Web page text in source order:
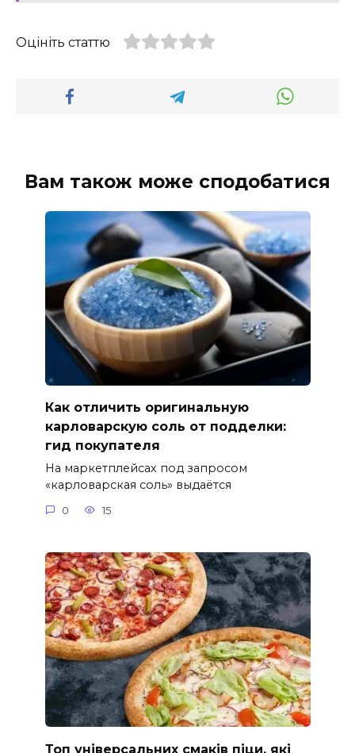
Оцініть статтю
Вам також може сподобатися
Как отличить оригинальную
карловарскую соль от подделки:
гид покупателя
На маркетплейсах под запросом
«карловарская соль» выдаётся
0 15
Топ універсальних смаків піци, які